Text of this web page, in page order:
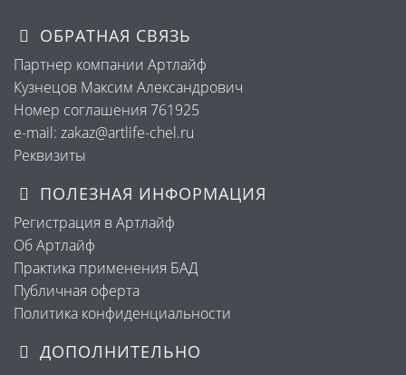
ОБРАТНАЯ СВЯЗЬ
Партнер компании Артлайф
Кузнецов Максим Александрович
Номер соглашения 761925
e-mail: zakaz@artlife-chel.ru
Реквизиты
ПОЛЕЗНАЯ ИНФОРМАЦИЯ
Регистрация в Артлайф
Об Артлайф
Практика применения БАД
Публичная оферта
Политика конфиденциальности
ДОПОЛНИТЕЛЬНО